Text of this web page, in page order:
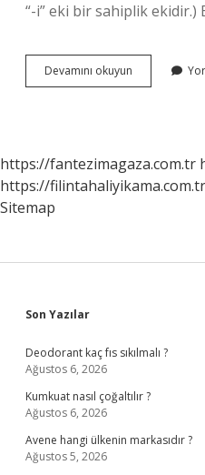
“-i” eki bir sahiplik ekidir.)
Devamını okuyun Belirtme
Durum
https://fantezimagaza.com.tr
https://filintahaliyikama.com.tr
Sitemap
Sidebar
Son Yazılar
Deodorant kaç fıs sıkılmalı ?
Ağustos 6, 2026
Kumkuat nasıl çoğaltılır ?
Ağustos 6, 2026
Avene hangi ülkenin markasıdır ?
Ağustos 5, 2026